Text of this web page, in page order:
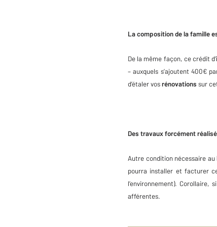
La composition de la famille
De la même façon, ce crédit d’
– auxquels s’ajoutent 400€
d’étaler vosrénovations sur
Des travaux forcément
Autre condition nécessaire
pourra installer et facturer
l’environnement).
afférentes.